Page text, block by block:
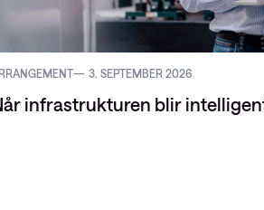
3. SEPTEMBER 2026
infrastrukturen blir